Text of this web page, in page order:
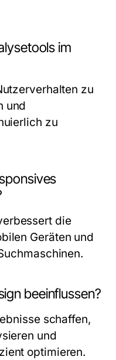
im
zu
und
zu
die
Geräten und
beeinflussen?
schaffen,
und
optimieren.